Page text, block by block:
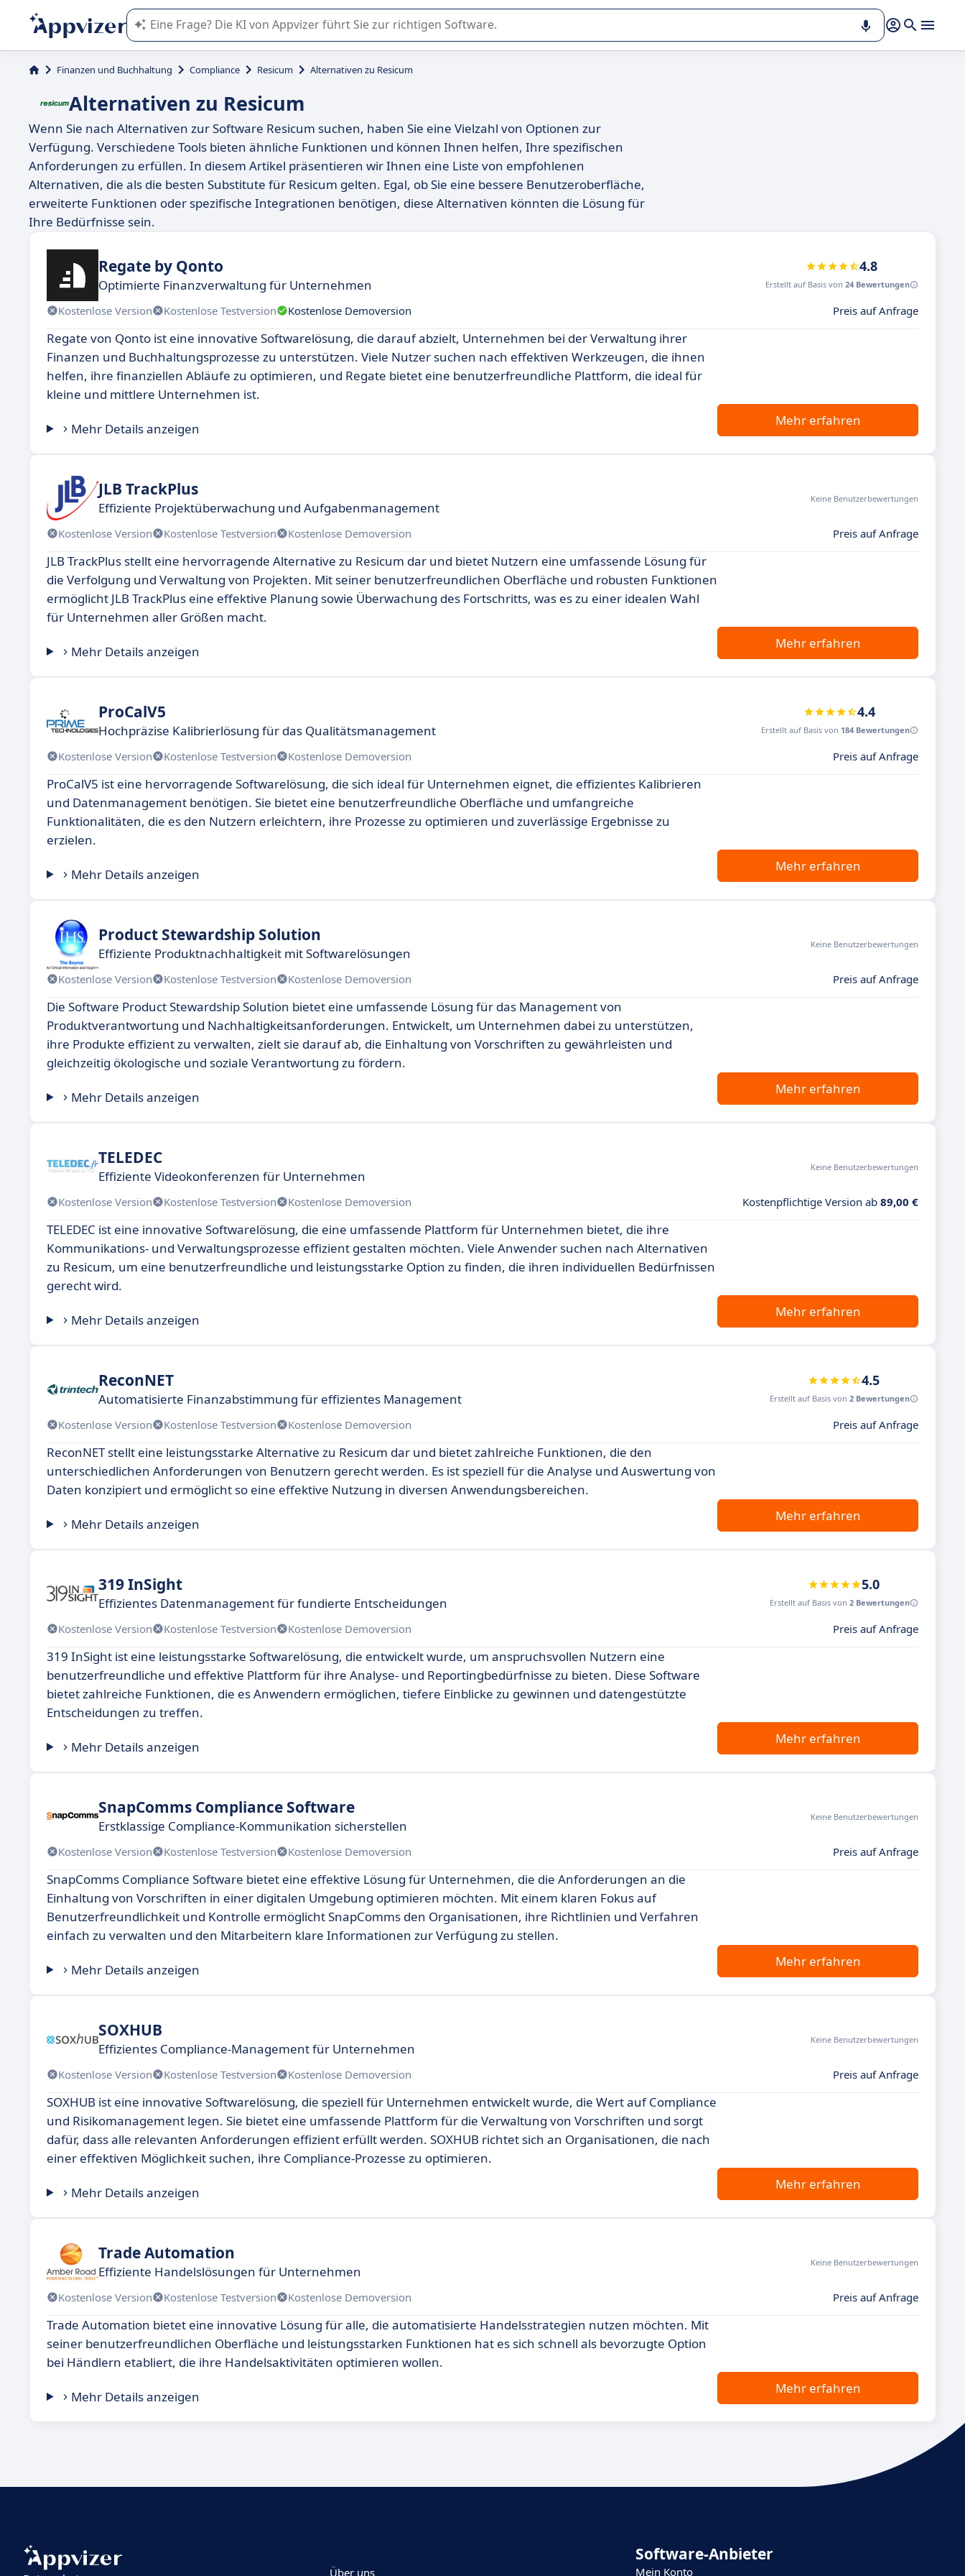
Die KI von Appvizer führt Sie bei der Nutzung oder Auswahl von SaaS-Software in Unternehmen.
Finanzen und Buchhaltung Compliance Resicum Alternativen zu Resicum
Alternativen zu Resicum
Wenn Sie nach Alternativen zur Software Resicum suchen, haben Sie eine Vielzahl von Optionen zur
Verfügung. Verschiedene Tools bieten ähnliche Funktionen und können Ihnen helfen, Ihre spezifischen
Anforderungen zu erfüllen. In diesem Artikel präsentieren wir Ihnen eine Liste von empfohlenen
Alternativen, die als die besten Substitute für Resicum gelten. Egal, ob Sie eine bessere Benutzeroberfläche,
erweiterte Funktionen oder spezifische Integrationen benötigen, diese Alternativen könnten die Lösung für
Ihre Bedürfnisse sein.
Regate by Qonto
Optimierte Finanzverwaltung für Unternehmen
4.8
Erstellt auf Basis von 24 Bewertungen
Kostenlose Version Kostenlose Testversion Kostenlose Demoversion Preis auf Anfrage
Regate von Qonto ist eine innovative Softwarelösung, die darauf abzielt, Unternehmen bei der Verwaltung ihrer
Finanzen und Buchhaltungsprozesse zu unterstützen. Viele Nutzer suchen nach effektiven Werkzeugen, die ihnen
helfen, ihre finanziellen Abläufe zu optimieren, und Regate bietet eine benutzerfreundliche Plattform, die ideal für
kleine und mittlere Unternehmen ist.
Mehr Details anzeigen
Mehr erfahren
JLB TrackPlus
Effiziente Projektüberwachung und Aufgabenmanagement
Keine Benutzerbewertungen
Kostenlose Version Kostenlose Testversion Kostenlose Demoversion Preis auf Anfrage
JLB TrackPlus stellt eine hervorragende Alternative zu Resicum dar und bietet Nutzern eine umfassende Lösung für
die Verfolgung und Verwaltung von Projekten. Mit seiner benutzerfreundlichen Oberfläche und robusten Funktionen
ermöglicht JLB TrackPlus eine effektive Planung sowie Überwachung des Fortschritts, was es zu einer idealen Wahl
für Unternehmen aller Größen macht.
Mehr Details anzeigen
Mehr erfahren
ProCalV5
Hochpräzise Kalibrierlösung für das Qualitätsmanagement
4.4
Erstellt auf Basis von 184 Bewertungen
Kostenlose Version Kostenlose Testversion Kostenlose Demoversion Preis auf Anfrage
ProCalV5 ist eine hervorragende Softwarelösung, die sich ideal für Unternehmen eignet, die effizientes Kalibrieren
und Datenmanagement benötigen. Sie bietet eine benutzerfreundliche Oberfläche und umfangreiche
Funktionalitäten, die es den Nutzern erleichtern, ihre Prozesse zu optimieren und zuverlässige Ergebnisse zu
erzielen.
Mehr Details anzeigen
Mehr erfahren
Product Stewardship Solution
Effiziente Produktnachhaltigkeit mit Softwarelösungen
Keine Benutzerbewertungen
Kostenlose Version Kostenlose Testversion Kostenlose Demoversion Preis auf Anfrage
Die Software Product Stewardship Solution bietet eine umfassende Lösung für das Management von
Produktverantwortung und Nachhaltigkeitsanforderungen. Entwickelt, um Unternehmen dabei zu unterstützen,
ihre Produkte effizient zu verwalten, zielt sie darauf ab, die Einhaltung von Vorschriften zu gewährleisten und
gleichzeitig ökologische und soziale Verantwortung zu fördern.
Mehr Details anzeigen
Mehr erfahren
TELEDEC
Effiziente Videokonferenzen für Unternehmen
Keine Benutzerbewertungen
Kostenlose Version Kostenlose Testversion Kostenlose Demoversion Kostenpflichtige Version ab 89,00 €
TELEDEC ist eine innovative Softwarelösung, die eine umfassende Plattform für Unternehmen bietet, die ihre
Kommunikations- und Verwaltungsprozesse effizient gestalten möchten. Viele Anwender suchen nach Alternativen
zu Resicum, um eine benutzerfreundliche und leistungsstarke Option zu finden, die ihren individuellen Bedürfnissen
gerecht wird.
Mehr Details anzeigen
Mehr erfahren
ReconNET
Automatisierte Finanzabstimmung für effizientes Management
4.5
Erstellt auf Basis von 2 Bewertungen
Kostenlose Version Kostenlose Testversion Kostenlose Demoversion Preis auf Anfrage
ReconNET stellt eine leistungsstarke Alternative zu Resicum dar und bietet zahlreiche Funktionen, die den
unterschiedlichen Anforderungen von Benutzern gerecht werden. Es ist speziell für die Analyse und Auswertung von
Daten konzipiert und ermöglicht so eine effektive Nutzung in diversen Anwendungsbereichen.
Mehr Details anzeigen
Mehr erfahren
319 InSight
Effizientes Datenmanagement für fundierte Entscheidungen
5.0
Erstellt auf Basis von 2 Bewertungen
Kostenlose Version Kostenlose Testversion Kostenlose Demoversion Preis auf Anfrage
319 InSight ist eine leistungsstarke Softwarelösung, die entwickelt wurde, um anspruchsvollen Nutzern eine
benutzerfreundliche und effektive Plattform für ihre Analyse- und Reportingbedürfnisse zu bieten. Diese Software
bietet zahlreiche Funktionen, die es Anwendern ermöglichen, tiefere Einblicke zu gewinnen und datengestützte
Entscheidungen zu treffen.
Mehr Details anzeigen
Mehr erfahren
SnapComms Compliance Software
Erstklassige Compliance-Kommunikation sicherstellen
Keine Benutzerbewertungen
Kostenlose Version Kostenlose Testversion Kostenlose Demoversion Preis auf Anfrage
SnapComms Compliance Software bietet eine effektive Lösung für Unternehmen, die die Anforderungen an die
Einhaltung von Vorschriften in einer digitalen Umgebung optimieren möchten. Mit einem klaren Fokus auf
Benutzerfreundlichkeit und Kontrolle ermöglicht SnapComms den Organisationen, ihre Richtlinien und Verfahren
einfach zu verwalten und den Mitarbeitern klare Informationen zur Verfügung zu stellen.
Mehr Details anzeigen
Mehr erfahren
SOXHUB
Effizientes Compliance-Management für Unternehmen
Keine Benutzerbewertungen
Kostenlose Version Kostenlose Testversion Kostenlose Demoversion Preis auf Anfrage
SOXHUB ist eine innovative Softwarelösung, die speziell für Unternehmen entwickelt wurde, die Wert auf Compliance
und Risikomanagement legen. Sie bietet eine umfassende Plattform für die Verwaltung von Vorschriften und sorgt
dafür, dass alle relevanten Anforderungen effizient erfüllt werden. SOXHUB richtet sich an Organisationen, die nach
einer effektiven Möglichkeit suchen, ihre Compliance-Prozesse zu optimieren.
Mehr Details anzeigen
Mehr erfahren
Trade Automation
Effiziente Handelslösungen für Unternehmen
Keine Benutzerbewertungen
Kostenlose Version Kostenlose Testversion Kostenlose Demoversion Preis auf Anfrage
Trade Automation bietet eine innovative Lösung für alle, die automatisierte Handelsstrategien nutzen möchten. Mit
seiner benutzerfreundlichen Oberfläche und leistungsstarken Funktionen hat es sich schnell als bevorzugte Option
bei Händlern etabliert, die ihre Handelsaktivitäten optimieren wollen.
Mehr Details anzeigen
Mehr erfahren
Über uns
Software-Anbieter
Mein Konto